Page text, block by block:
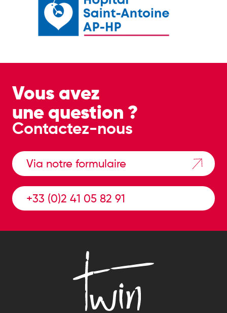
Vous avez
une question ?
Contactez-nous
Via notre formulaire
+33 (0)2 41 05 82 91